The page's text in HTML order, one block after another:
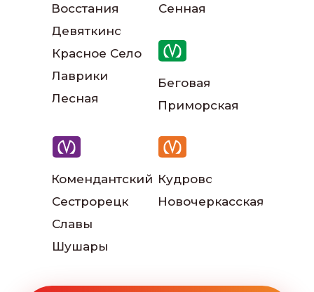
Восстания
Девяткино
Лаврики
Лесная
Сенная
Беговая
Приморская
Славы
Сестрорецк
Шушары
Кудрово
Новочеркасская
Комендантский
Красное Село
Наш автопарк
Читать больше отзывов: